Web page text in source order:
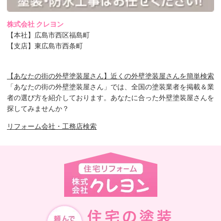
株式会社 クレヨン
【本社】広島市西区福島町
【支店】東広島市西条町
【あなたの街の外壁塗装屋さん】近くの外壁塗装屋さんを簡単検索
「あなたの街の外壁塗装屋さん」では、全国の塗装業者を掲載＆業
者の選び方を紹介しております。あなたに合った外壁塗装屋さんを
探してみませんか？
リフォーム会社・工務店検索